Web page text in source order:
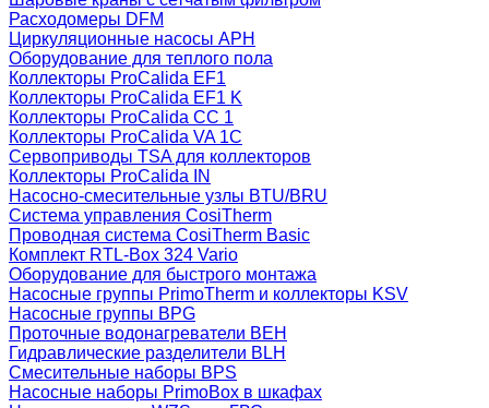
Расходомеры DFM
Циркуляционные насосы APH
Оборудование для теплого пола
Коллекторы ProCalida EF1
Коллекторы ProCalida EF1 K
Коллекторы ProCalida CC 1
Коллекторы ProCalida VA 1C
Сервоприводы TSA для коллекторов
Коллекторы ProCalida IN
Насосно-смесительные узлы BTU/BRU
Система управления CosiTherm
Проводная система CosiTherm Basic
Комплект RTL‑Box 324 Vario
Оборудование для быстрого монтажа
Насосные группы PrimoTherm и коллекторы KSV
Насосные группы BPG
Проточные водонагреватели BEH
Гидравлические разделители BLH
Смесительные наборы BPS
Насосные наборы PrimoBox в шкафах